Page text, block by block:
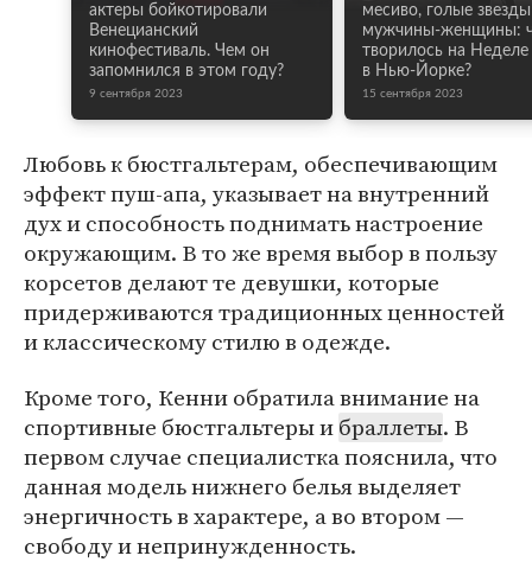
актеры бойкотировали
Венецианский
кинофестиваль. Чем он
запомнился в этом году?
9 сентября 2023
месиво, голые
мужчины-женщины:
творилось на
в Нью-Йорке?
15 сентября 2023
Любовь к бюстгальтерам, обеспечивающим
эффект пуш-апа, указывает на внутренний
дух и способность поднимать настроение
окружающим. В то же время выбор в пользу
корсетов делают те девушки, которые
придерживаются традиционных ценностей
и классическому стилю в одежде.
Кроме того, Кенни обратила внимание на
спортивные бюстгальтеры ибраллеты. В
первом случае специалистка пояснила, что
данная модель нижнего белья выделяет
энергичность в характере, а во втором —
свободу и непринужденность.